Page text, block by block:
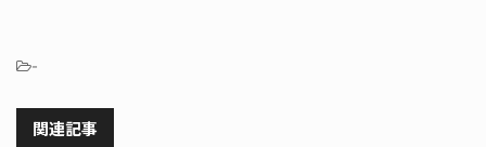
-
関連記事